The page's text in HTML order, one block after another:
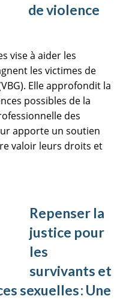
de violence
vise à aider les
les victimes de
Elle approfondit la
possibles de la
des
apporte un soutien
valoir leurs droits et
Repenser la
justice pour
les
survivants et
sexuelles : Une